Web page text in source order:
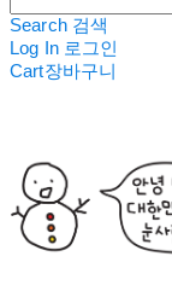
Search 검색
Log In 로그인
Cart장바구니